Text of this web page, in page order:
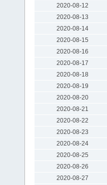
2020-08-12
2020-08-13
2020-08-14
2020-08-15
2020-08-16
2020-08-17
2020-08-18
2020-08-19
2020-08-20
2020-08-21
2020-08-22
2020-08-23
2020-08-24
2020-08-25
2020-08-26
2020-08-27